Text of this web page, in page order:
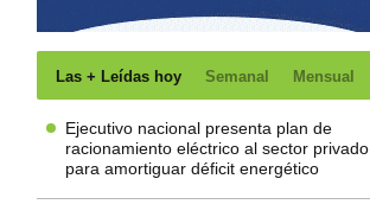
Las + Leídas hoy Semanal Mensual
Ejecutivo nacional presenta plan de
racionamiento eléctrico al sector privado
para amortiguar déficit energético